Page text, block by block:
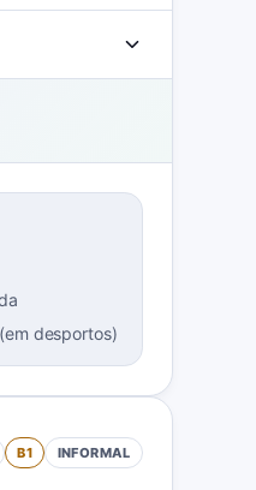
desportos)
B1 INFORMAL